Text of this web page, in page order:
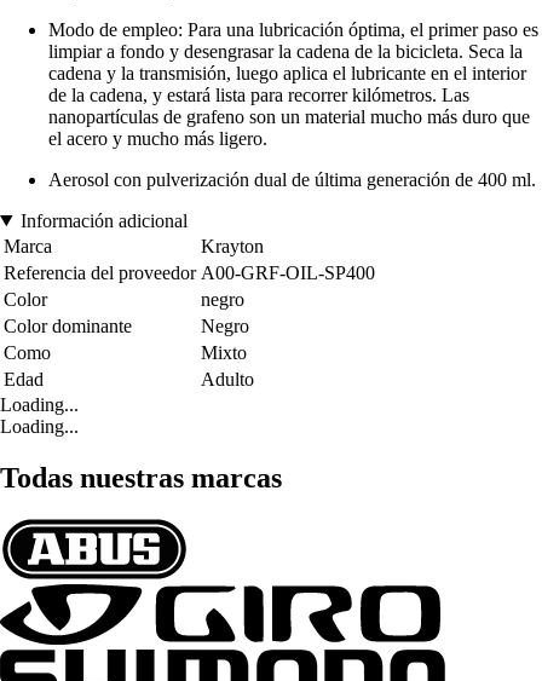
Modo de empleo: Para una lubricación óptima, el primer paso es
limpiar a fondo y desengrasar la cadena de la bicicleta. Seca la
cadena y la transmisión, luego aplica el lubricante en el interior
de la cadena, y estará lista para recorrer kilómetros. Las
nanopartículas de grafeno son un material mucho más duro que
el acero y mucho más ligero.
Aerosol con pulverización dual de última generación de 400 ml.
Información adicional
Marca
Krayton
Referencia del proveedor A00-GRF-OIL-SP400
Color
negro
Color dominante
Negro
Como
Mixto
Edad
Adulto
Loading...
Loading...
Todas nuestras marcas